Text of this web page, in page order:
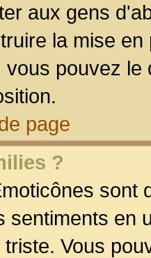
aux gens
la mise
vous pouvez
page
?
sont
sentiments en
Vous